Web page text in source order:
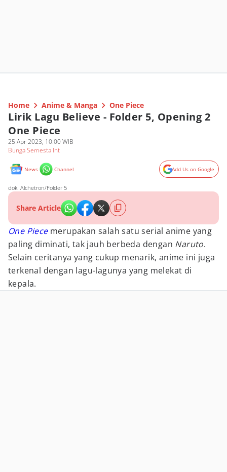
Home Anime & Manga One Piece
Lirik Lagu Believe - Folder 5, Opening 2
One Piece
25 Apr 2023, 10:00 WIB
Bunga Semesta Int
News Channel Add Us on Google
dok. Alchetron/Folder 5
Share Article
One Piecemerupakan salah satu serial anime yang
paling diminati, tak jauh berbeda dengan Naruto.
Selain ceritanya yang cukup menarik, anime ini juga
terkenal dengan lagu-lagunya yang melekat di
kepala.